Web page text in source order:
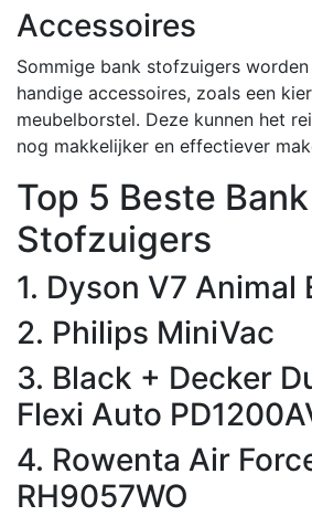
Accessoires
Sommige bank stofzuigers
handige accessoires, zoals een
meubelborstel. Deze kunnen het
nog makkelijker en effectiever
Top 5 Beste Bank
Stofzuigers
1. Dyson V7 Animal
2. Philips MiniVac
3. Black + Decker
Flexi Auto
4. Rowenta Air
RH9057WO